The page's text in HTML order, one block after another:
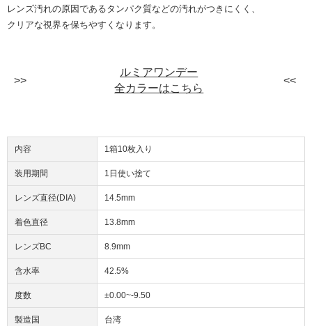
レンズ汚れの原因であるタンパク質などの汚れがつきにくく、
クリアな視界を保ちやすくなります。
ルミアワンデー
全カラーはこちら
内容 1箱10枚入り
装用期間 1日使い捨て
レンズ直径(DIA) 14.5mm
着色直径 13.8mm
レンズBC 8.9mm
含水率 42.5%
度数 ±0.00~-9.50
製造国 台湾